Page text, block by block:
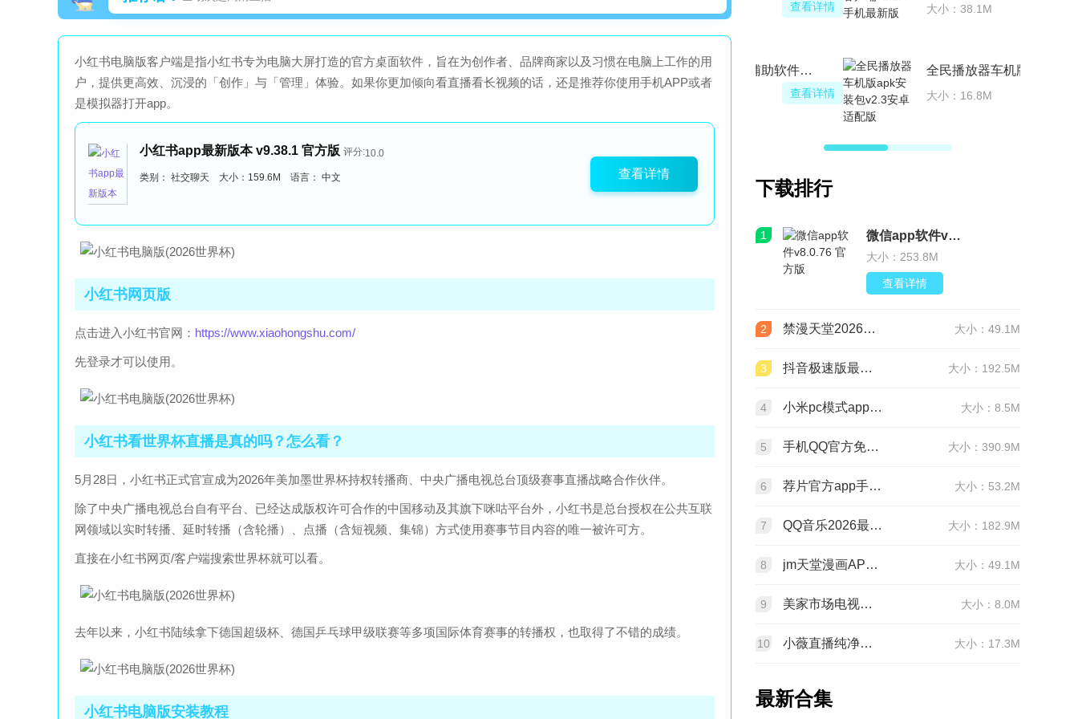
小红书电脑版客户端是指小红书专为电脑大屏打造的官方桌面软件，旨在为创作者、品牌商家以及习惯在电脑上工作的用
户，提供更高效、沉浸的「创作」与「管理」体验。如果你更加倾向看直播看长视频的话，还是推荐你使用手机APP或者
是模拟器打开app。
小红书app最新版本 v9.38.1 官方版 评分:10.0
类别： 社交聊天 大小：159.6M 语言： 中文 查看详情
小红书网页版
点击进入小红书官网： https://www.xiaohongshu.com/
先登录才可以使用。
小红书看世界杯直播是真的吗？怎么看？
5月28日，小红书正式官宣成为2026年美加墨世界杯持权转播商、中央广播电视总台顶级赛事直播战略合作伙伴。
除了中央广播电视总台自有平台、已经达成版权许可合作的中国移动及其旗下咪咕平台外，小红书是总台授权在公共互联
网领域以实时转播、延时转播（含轮播）、点播（含短视频、集锦）方式使用赛事节目内容的唯一被许可方。
直接在小红书网页/客户端搜索世界杯就可以看。
去年以来，小红书陆续拿下德国超级杯、德国乒乓球甲级联赛等多项国际体育赛事的转播权，也取得了不错的成绩。
小红书电脑版安装教程
大小：30.6M 查看详情
芝麻粒tk版免费辅助软件(acenergy蚂蚁森林助手)
大小：4.0M 查看详情
下载排行
1 微信app软件v8.0.76 官方版
大小：253.8M
查看详情
2 禁漫天堂2026最新版安装包(JMComic3)v2.0.29安卓版 大小：49.1M
3 抖音极速版最新版本官方版2026v39.7.0安卓版 大小：192.5M
4 小米pc模式app安装包(小米pc模式beta版)v12.1.208.5平板版 大小：8.5M
5 手机QQ官方免费最新版v9.3.25 官方正版 大小：390.9M
6 荐片官方app手机最新版v4.2.5安卓版 大小：53.2M
7 QQ音乐2026最新版app20.6.5.8 官方安卓版 大小：182.9M
8 jm天堂漫画APP安装包v2.0.29安卓最新版 大小：49.1M
9 美家市场电视版安装包v3.3.1安卓TV版 大小：8.0M
10 小薇直播纯净版tv版安装包v2.7.0.6足道纯净版 大小：17.3M
最新合集